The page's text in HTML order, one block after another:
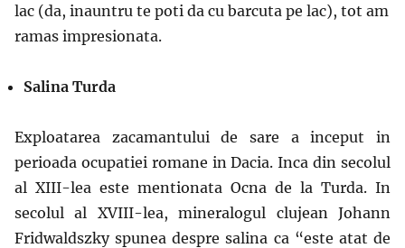
lac (da, inauntru te poti da cu barcuta pe lac), tot am
ramas impresionata.
Salina Turda
Exploatarea zacamantului de sare a inceput in
perioada ocupatiei romane in Dacia. Inca din secolul
al XIII-lea este mentionata Ocna de la Turda. In
secolul al XVIII-lea, mineralogul clujean Johann
Fridwaldszky spunea despre salina ca “este atat de